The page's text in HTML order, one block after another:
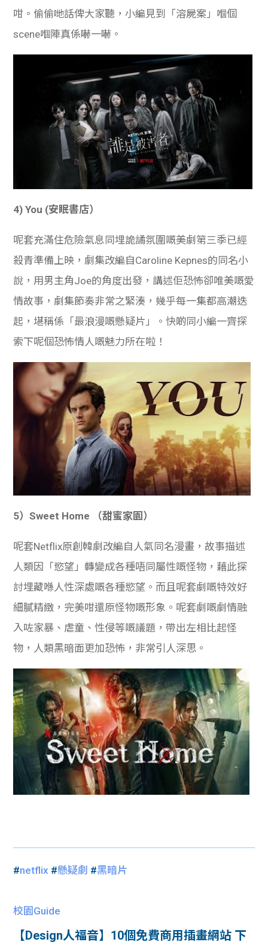
咁。偷偷哋話俾大家聽，小編見到「溶屍案」嗰個
scene嗰陣真係嚇一嚇。
4) You (安眠書店）
呢套充滿住危險氣息同埋詭譎氛圍嘅美劇第三季已經
殺青準備上映，劇集改編自Caroline Kepnes的同名小
說，用男主角Joe的角度出發，講述佢恐怖卻唯美嘅愛
情故事，劇集節奏非常之緊湊，幾乎每一集都高潮迭
起，堪稱係「最浪漫嘅懸疑片」。快啲同小編一齊探
索下呢個恐怖情人嘅魅力所在啦！
5）Sweet Home （甜蜜家園）
呢套Netflix原創韓劇改編自人氣同名漫畫，故事描述
人類因「慾望」轉變成各種唔同屬性嘅怪物，藉此探
討埋藏喺人性深處嘅各種慾望。而且呢套劇嘅特效好
細膩精緻，完美咁還原怪物嘅形象。呢套劇嘅劇情融
入咗家暴、虐童、性侵等嘅議題，帶出左相比起怪
物，人類黑暗面更加恐怖，非常引人深思。
#netflix #懸疑劇 #黑暗片
校園Guide
【Design人福音】10個免費商用插畫網站 下